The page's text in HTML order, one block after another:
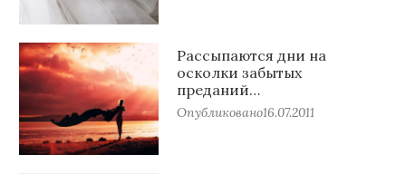
Рассыпаются дни на
осколки забытых
преданий…
Опубликовано16.07.2011